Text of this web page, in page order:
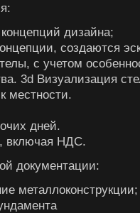
дизайна;
создаются
с учетом
3d Визуализация
местности.
дней.
включая НДС.
документации:
металлоконструкции;